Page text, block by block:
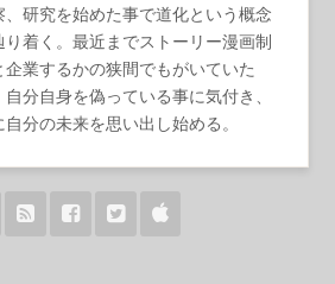
、研究を始めた事で道化という概念
り着く。最近までストーリー漫画制
企業するかの狭間でもがいていた
自分自身を偽っている事に気付き、
自分の未来を思い出し始める。